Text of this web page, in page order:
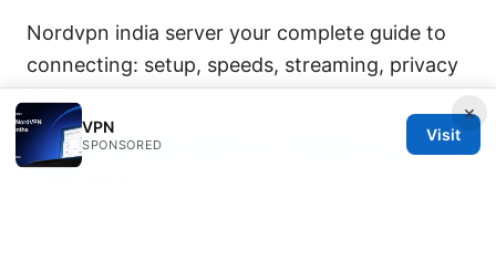
Nordvpn india server your complete guide to
connecting: setup, speeds, streaming, privacy
tips
Лучшие vpn для работы с chatgpt в россии в
×
VPN
SPONSORED
Visit